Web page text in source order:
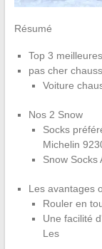
Résumé
Top 3
pas cher
Voiture
Nos 2 Snow
Socks
Michelin
Snow Socks
Les avantages
Rouler en
Une facilité
Les